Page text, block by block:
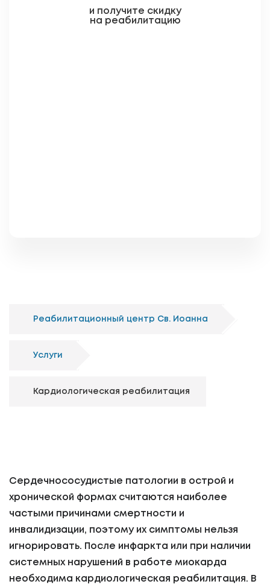
и получите скидку
на реабилитацию
Реабилитационный центр Св. Иоанна
Услуги
Кардиологическая реабилитация
Сердечнососудистые патологии в острой и
хронической формах считаются наиболее
частыми причинами смертности и
инвалидизации, поэтому их симптомы нельзя
игнорировать. После инфаркта или при наличии
системных нарушений в работе миокарда
необходима кардиологическая реабилитация. В